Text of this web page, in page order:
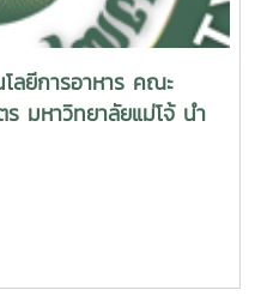
โลยีการอาหาร คณะ
มหาวิทยาลัยแม่โจ้ นำ
71 คน เข้าศึกษาดูงาน